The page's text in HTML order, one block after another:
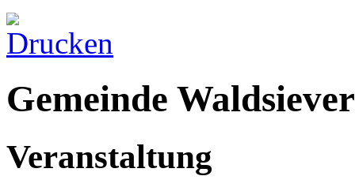
Gemeinde
Veranstaltung